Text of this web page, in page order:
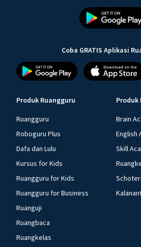
Coba GRATIS Aplikasi
Produk Ruangguru
Ruangguru
Roboguru Plus
Dafa dan Lulu
Kursus for Kids
Ruangguru for Kids
Ruangguru for Business
Ruanguji
Ruangbaca
Ruangkelas
Produk
Brain
English
Skill